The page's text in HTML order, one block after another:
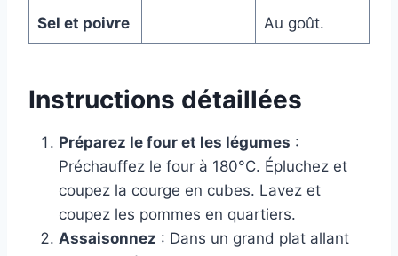
Sel et poivre Au goût.
Instructions détaillées
Préparez le four et les légumes :
Préchauffez le four à 180°C. Épluchez et
coupez la courge en cubes. Lavez et
coupez les pommes en quartiers.
Assaisonnez : Dans un grand plat allant